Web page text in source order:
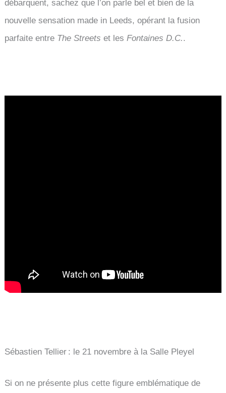
débarquent, sachez que l’on parle bel et bien de la
nouvelle sensation made in Leeds, opérant la fusion
parfaite entre The Streets et lesFontaines D.C..
Sébastien Tellier : le 21 novembre à la Salle Pleyel
Si on ne présente plus cette figure emblématique de